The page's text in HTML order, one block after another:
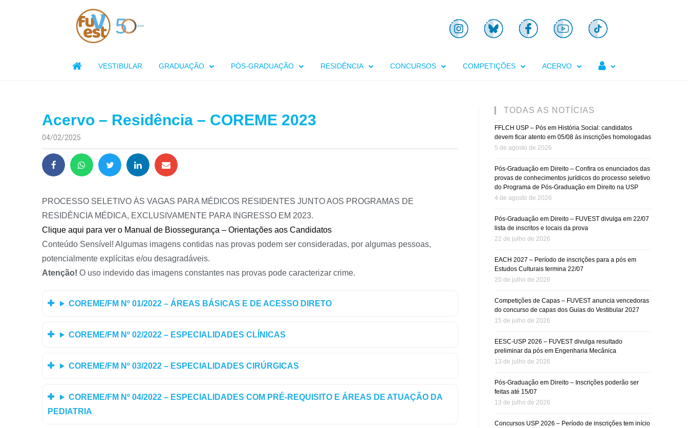
 VESTIBULAR GRADUAÇÃO PÓS-GRADUAÇÃO RESIDÊNCIA CONCURSOS COMPETIÇÕES ACERVO 
Acervo – Residência – COREME 2023
04/02/2025
PROCESSO SELETIVO ÀS VAGAS PARA MÉDICOS RESIDENTES JUNTO AOS PROGRAMAS DE
RESIDÊNCIA MÉDICA, EXCLUSIVAMENTE PARA INGRESSO EM 2023.
Clique aqui para ver o Manual de Biossegurança – Orientações aos Candidatos
Conteúdo Sensível! Algumas imagens contidas nas provas podem ser consideradas, por algumas pessoas,
potencialmente explícitas e/ou desagradáveis.
Atenção! O uso indevido das imagens constantes nas provas pode caracterizar crime.
COREME/FM Nº 01/2022 – ÁREAS BÁSICAS E DE ACESSO DIRETO
COREME/FM Nº 02/2022 – ESPECIALIDADES CLÍNICAS
COREME/FM Nº 03/2022 – ESPECIALIDADES CIRÚRGICAS
COREME/FM Nº 04/2022 – ESPECIALIDADES COM PRÉ-REQUISITO E ÁREAS DE ATUAÇÃO DA
PEDIATRIA
TODAS AS NOTÍCIAS
FFLCH USP – Pós em História Social: candidatos
devem ficar atento em 05/08 às inscrições homologadas
5 de agosto de 2026
Pós-Graduação em Direito – Confira os enunciados das
provas de conhecimentos jurídicos do processo seletivo
do Programa de Pós-Graduação em Direito na USP
4 de agosto de 2026
Pós-Graduação em Direito – FUVEST divulga em 22/07
lista de inscritos e locais da prova
22 de julho de 2026
EACH 2027 – Período de inscrições para a pós em
Estudos Culturais termina 22/07
20 de julho de 2026
Competições de Capas – FUVEST anuncia vencedoras
do concurso de capas dos Guias do Vestibular 2027
15 de julho de 2026
EESC-USP 2026 – FUVEST divulga resultado
preliminar da pós em Engenharia Mecânica
13 de julho de 2026
Pós-Graduação em Direito – Inscrições poderão ser
feitas até 15/07
13 de julho de 2026
Concursos USP 2026 – Período de inscrições tem início